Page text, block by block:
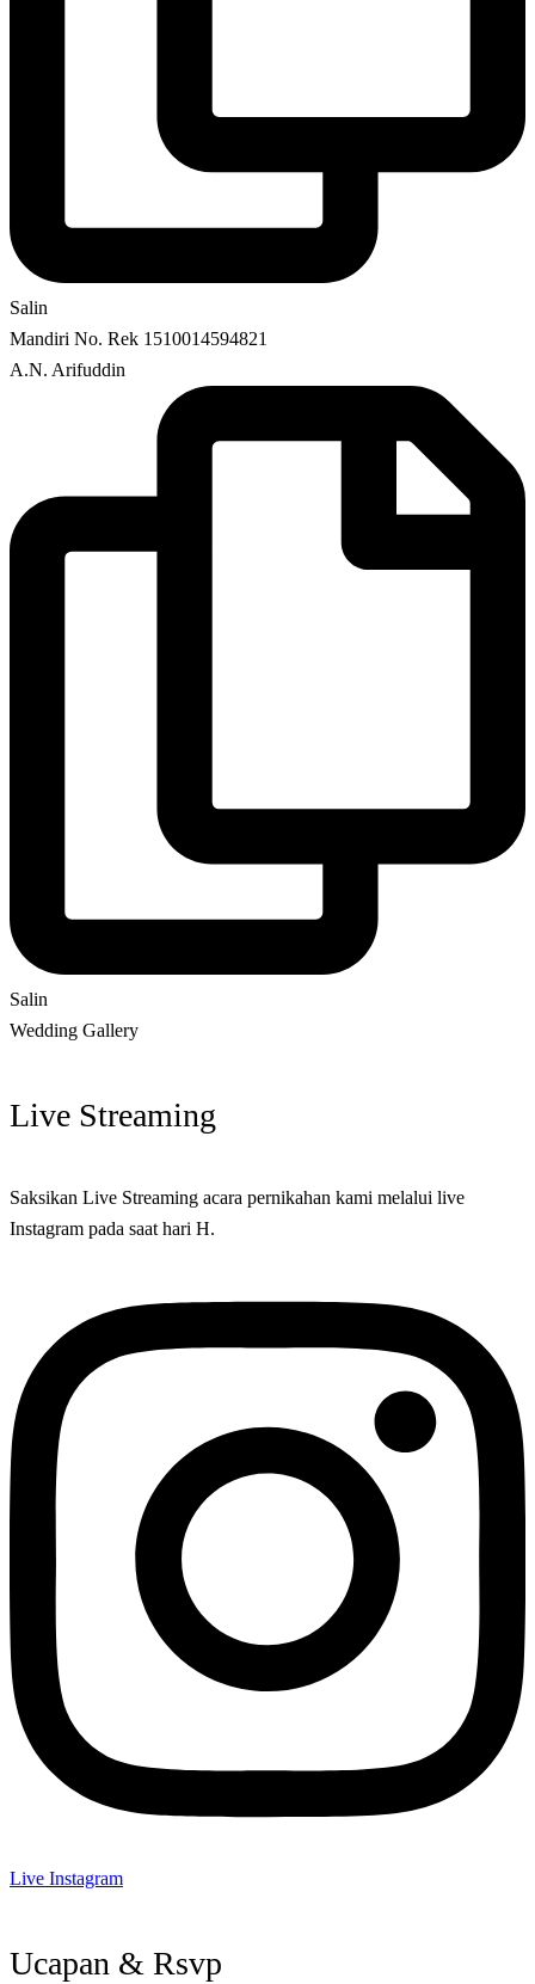
Salin
Mandiri No. Rek 1510014594821
A.N. Arifuddin
Salin
Wedding Gallery
Live Streaming
Saksikan Live Streaming acara pernikahan kami melalui live
Instagram pada saat hari H.
Live Instagram
Ucapan & Rsvp